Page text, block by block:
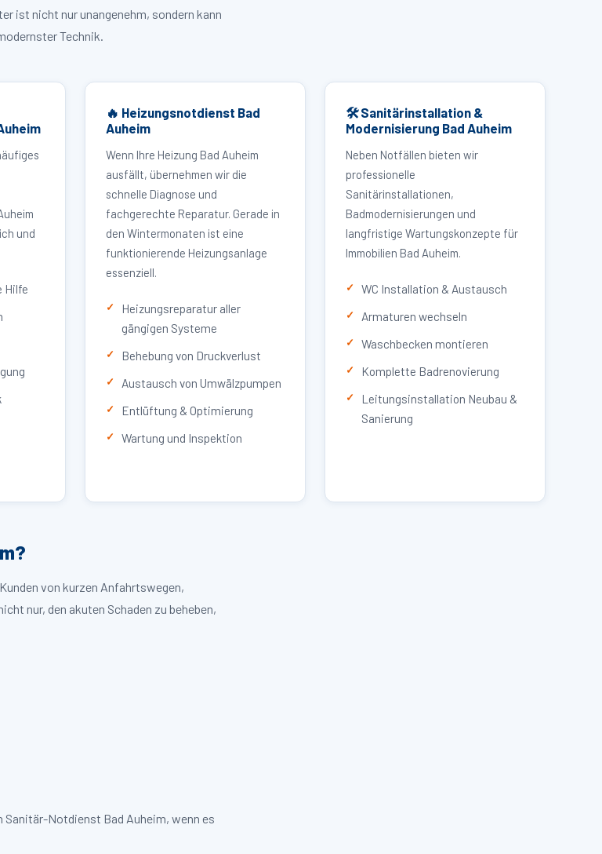
ist nicht nur unangenehm, sondern kann
Technik.
und
Hilfe
🔥 Heizungsnotdienst Bad
Auheim
Wenn Ihre Heizung Bad Auheim
ausfällt, übernehmen wir die
schnelle Diagnose und
fachgerechte Reparatur. Gerade in
den Wintermonaten ist eine
funktionierende Heizungsanlage
essenziell.
Heizungsreparatur aller
gängigen Systeme
Behebung von Druckverlust
Austausch von Umwälzpumpen
Entlüftung & Optimierung
Wartung und Inspektion
🛠 Sanitärinstallation &
Modernisierung Bad Auheim
Neben Notfällen bieten wir
professionelle
Sanitärinstallationen,
Badmodernisierungen und
langfristige Wartungskonzepte für
Immobilien Bad Auheim.
WC Installation & Austausch
Armaturen wechseln
Waschbecken montieren
Komplette Badrenovierung
Leitungsinstallation Neubau &
Sanierung
von kurzen Anfahrtswegen,
nur, den akuten Schaden zu beheben,
Notdienst Bad Auheim, wenn es